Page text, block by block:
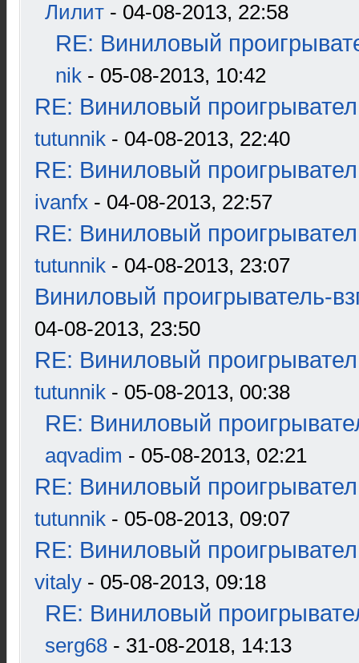
Лилит - 04-08-2013, 22:58
RE: Виниловый
nik - 05-08-2013, 10:42
RE: Виниловый
tutunnik - 04-08-2013, 22:40
RE: Виниловый
ivanfx - 04-08-2013, 22:57
RE: Виниловый
tutunnik - 04-08-2013, 23:07
Виниловый проигрыватель-
04-08-2013, 23:50
RE: Виниловый
tutunnik - 05-08-2013, 00:38
RE: Виниловый
aqvadim - 05-08-2013, 02:21
RE: Виниловый
tutunnik - 05-08-2013, 09:07
RE: Виниловый
vitaly - 05-08-2013, 09:18
RE: Виниловый
serg68 - 31-08-2018, 14:13